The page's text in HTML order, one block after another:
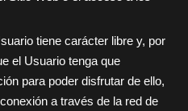
tiene carácter libre y, por
el Usuario tenga que
para poder disfrutar de ello,
a través de la red de